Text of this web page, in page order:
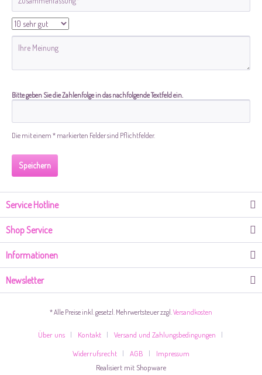
Bitte geben Sie die Zahlenfolge in das nachfolgende Textfeld ein.
Die mit einem * markierten Felder sind Pflichtfelder.
Speichern
Service Hotline
Shop Service
Informationen
Newsletter
* Alle Preise inkl. gesetzl. Mehrwertsteuer zzgl.Versandkosten
Über uns Kontakt
Versand und Zahlungsbedingungen
Widerrufsrecht
AGB
Impressum
Realisiert mit Shopware